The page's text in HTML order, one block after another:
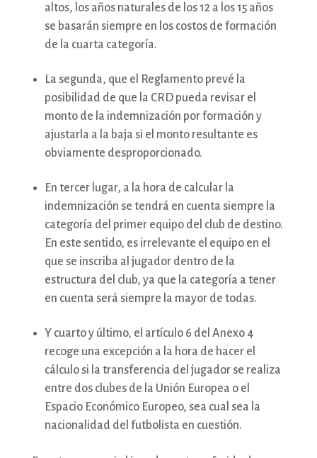
altos, los años naturales de los 12 a los 15 años
se basarán siempre en los costos de formación
de la cuarta categoría.
La segunda, que el Reglamento prevé la
posibilidad de que la CRD pueda revisar el
monto de la indemnización por formación y
ajustarla a la baja si el monto resultante es
obviamente desproporcionado.
En tercer lugar, a la hora de calcular la
indemnización se tendrá en cuenta siempre la
categoría del primer equipo del club de destino.
En este sentido, es irrelevante el equipo en el
que se inscriba al jugador dentro de la
estructura del club, ya que la categoría a tener
en cuenta será siempre la mayor de todas.
Y cuarto y último, el artículo 6 del Anexo 4
recoge una excepción a la hora de hacer el
cálculo si la transferencia del jugador se realiza
entre dos clubes de la Unión Europea o el
Espacio Económico Europeo, sea cual sea la
nacionalidad del futbolista en cuestión.